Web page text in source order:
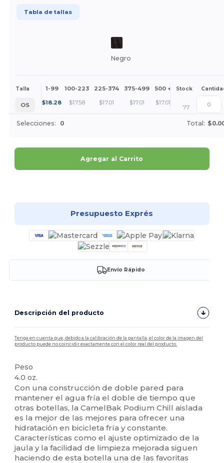
Tabla de tallas
Negro
Talla 1-99 100-223 225-374 375-499 500 + Más
Stock
OS $18.28 $17.58 $17.01 $17.01 $17.01 +
77
Selecciones: 0 Total:
Agregar al Carrito
Presupuesto Exprés
Envío Rápido
Descripción del producto
Tenga en cuenta que, debido a la calibración de la pantalla, el color de la imagen del
producto puede no coincidir exactamente con el color real del producto.
Peso
4.0 oz.
Con una construcción de doble pared para
mantener el agua fría el doble de tiempo que
otras botellas, la CamelBak Podium Chill aislada
es la mejor de las mejores para ofrecer una
hidratación en bicicleta fría y constante.
Características como el ajuste optimizado de la
jaula y la facilidad de limpieza mejorada siguen
haciendo de esta botella una de las favoritas